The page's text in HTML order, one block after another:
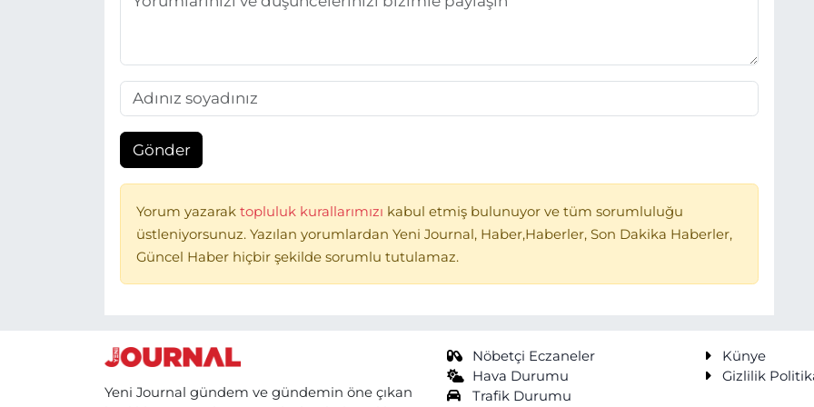
Gönder
Yorum yazarak topluluk kurallarımızı kabul etmiş bulunuyor ve tüm sorumluluğu
üstleniyorsunuz. Yazılan yorumlardan Yeni Journal, Haber,Haberler, Son Dakika Haberler,
Güncel Haber hiçbir şekilde sorumlu tutulamaz.
Yeni Journal gündem ve gündemin öne çıkan
Nöbetçi Eczaneler
Hava Durumu
Trafik Durumu
Künye
Gizlilik